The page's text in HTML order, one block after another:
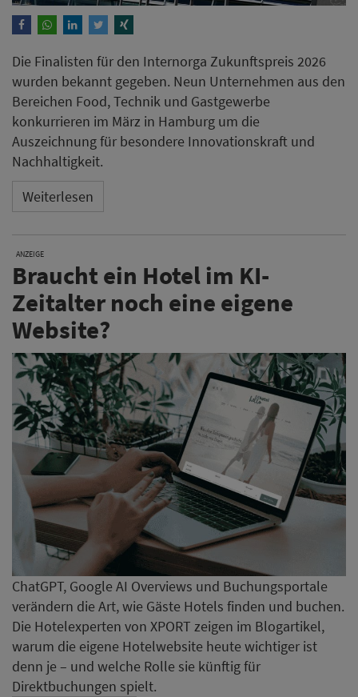
Die Finalisten für den Internorga Zukunftspreis 2026
wurden bekannt gegeben. Neun Unternehmen aus den
Bereichen Food, Technik und Gastgewerbe
konkurrieren im März in Hamburg um die
Auszeichnung für besondere Innovationskraft und
Nachhaltigkeit.
Weiterlesen
ANZEIGE
Braucht ein Hotel im KI-
Zeitalter noch eine eigene
Website?
ChatGPT, Google AI Overviews und Buchungsportale
verändern die Art, wie Gäste Hotels finden und buchen.
Die Hotelexperten von XPORT zeigen im Blogartikel,
warum die eigene Hotelwebsite heute wichtiger ist
denn je – und welche Rolle sie künftig für
Direktbuchungen spielt.